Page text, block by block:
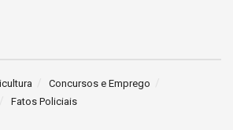
Concursos e Emprego
Fatos Policiais